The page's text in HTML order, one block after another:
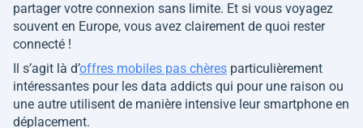
partager votre connexion sans limite. Et si vous voyagez
souvent en Europe, vous avez clairement de quoi rester
connecté !
Il s’agit là d’offres mobiles pas chères particulièrement
intéressantes pour les data addicts qui pour une raison ou
une autre utilisent de manière intensive leur smartphone en
déplacement.